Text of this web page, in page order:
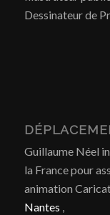
Dessinateur de
Guillaume Néel
la France pour
animation
Nantes ,